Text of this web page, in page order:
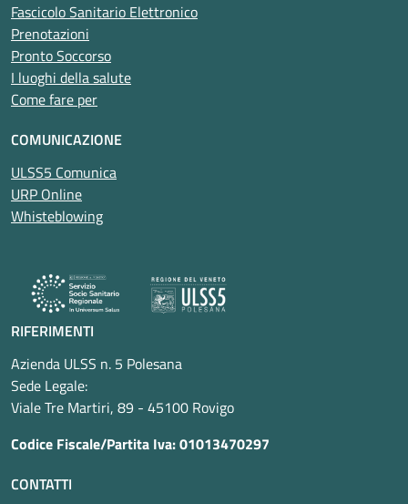
Fascicolo Sanitario Elettronico
Prenotazioni
Pronto Soccorso
I luoghi della salute
Come fare per
COMUNICAZIONE
ULSS5 Comunica
URP Online
Whisteblowing
RIFERIMENTI
Azienda ULSS n. 5 Polesana
Sede Legale:
Viale Tre Martiri, 89 - 45100 Rovigo
Codice Fiscale/Partita Iva: 01013470297
CONTATTI